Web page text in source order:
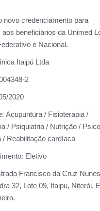
novo credenciamento para
aos beneficiários da Unimed
e Nacional.
Itaipú Ltda
2
2020
Acupuntura / Fisioterapia /
/ Psiquiatria / Nutrição /
/ Reabilitação cardíaca
Eletivo
Francisco da Cruz
32, Lote 09, Itaipu, Niterói,